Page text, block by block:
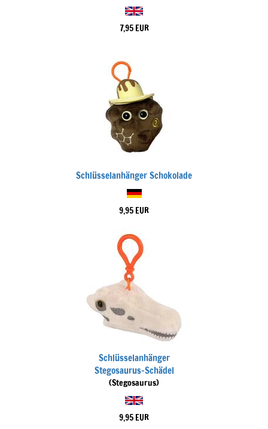
7,95 EUR
Schlüsselanhänger Schokolade
9,95 EUR
Schlüsselanhänger
Stegosaurus-Schädel
(Stegosaurus)
9,95 EUR